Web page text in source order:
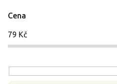
Cena
79 Kč
s
p
u